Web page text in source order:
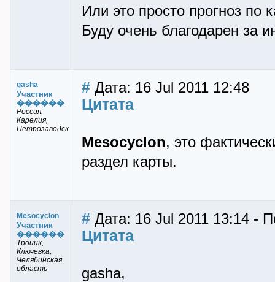
Или это просто прогноз по
Буду очень благодарен за
gasha
Участник
������
Россия,
Карелия,
Петрозаводск
# Дата: 16 Jul 2011 12:48
Цитата
Mesocyclon, это
раздел карты.
Mesocyclon
Участник
������
Троицк,
Ключевка,
Челябинская
область
# Дата: 16 Jul 2011 13:14 -
Цитата
gasha,